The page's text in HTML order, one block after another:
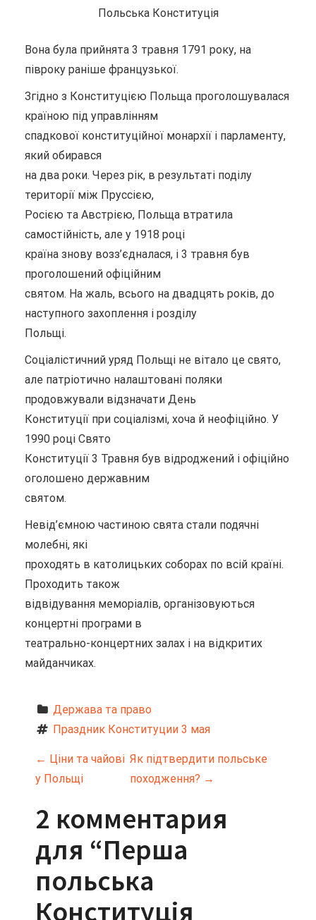
Польська Конституція
Вона була прийнята 3 травня 1791 року, на
півроку раніше французької.
Згідно з Конституцією Польща проголошувалася
країною під управлінням
спадкової конституційної монархії і парламенту,
який обирався
на два роки. Через рік, в результаті поділу
території між Пруссією,
Росією та Австрією, Польща втратила
самостійність, але у 1918 році
країна знову возз’єдналася, і 3 травня був
проголошений офіційним
святом. На жаль, всього на двадцять років, до
наступного захоплення і розділу
Польщі.
Соціалістичний уряд Польщі не вітало це свято,
але патріотично налаштовані поляки
продовжували відзначати День
Конституції при соціалізмі, хоча й неофіційно. У
1990 році Свято
Конституції 3 Травня був відроджений і офіційно
оголошено державним
святом.
Невід’ємною частиною свята стали подячні
молебні, які
проходять в католицьких соборах по всій країні.
Проходить також
відвідування меморіалів, організовуються
концертні програми в
театрально-концертних залах і на відкритих
майданчиках.
Держава та право
Праздник Конституции 3 мая
Н
а
в
и
г
← Ціни та чайові
у Польщі
Як підтвердити польське
походження? →
2 комментария
для “Перша
польська
Конституція